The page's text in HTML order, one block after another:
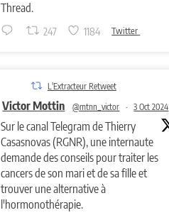
Thread.
247 1184 Twitter
L'Extracteur Retweet
Victor Mottin @mtnn_victor · 3 Oct 2024
Sur le canal Telegram de Thierry
Casasnovas (RGNR), une internaute
demande des conseils pour traiter les
cancers de son mari et de sa fille et
trouver une alternative à
l'hormonothérapie.